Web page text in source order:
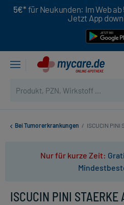
5€* für Neukunden: Im Web ab
Jetzt App
Bei Tumorerkrankungen / ISCUCIN PINI
Nur für kurze Zeit:
ISCUCIN PINI STAERKE